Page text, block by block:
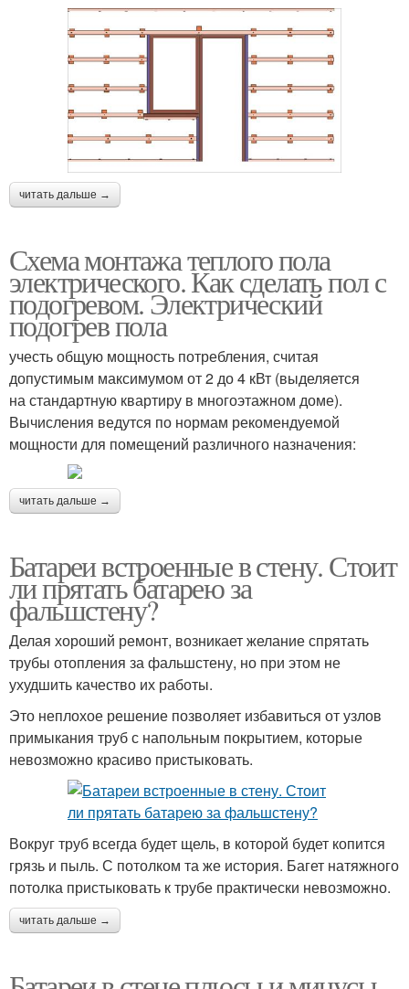
читать дальше →
Схема монтажа теплого пола
электрического. Как сделать пол с
подогревом. Электрический
подогрев пола
учесть общую мощность потребления, считая
допустимым максимумом от 2 до 4 кВт (выделяется
на стандартную квартиру в многоэтажном доме).
Вычисления ведутся по нормам рекомендуемой
мощности для помещений различного назначения:
читать дальше →
Батареи встроенные в стену. Стоит
ли прятать батарею за
фальшстену?
Делая хороший ремонт, возникает желание спрятать
трубы отопления за фальшстену, но при этом не
ухудшить качество их работы.
Это неплохое решение позволяет избавиться от узлов
примыкания труб с напольным покрытием, которые
невозможно красиво пристыковать.
Вокруг труб всегда будет щель, в которой будет копится
грязь и пыль. С потолком та же история. Багет натяжного
потолка пристыковать к трубе практически невозможно.
читать дальше →